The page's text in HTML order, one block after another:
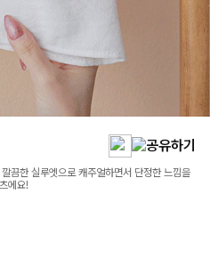
끔한 실루엣으로 캐주얼하면서 단정한 느낌을
에요!